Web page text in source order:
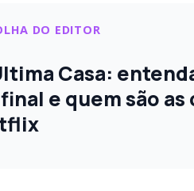
DO EDITOR
Casa:
e quem são